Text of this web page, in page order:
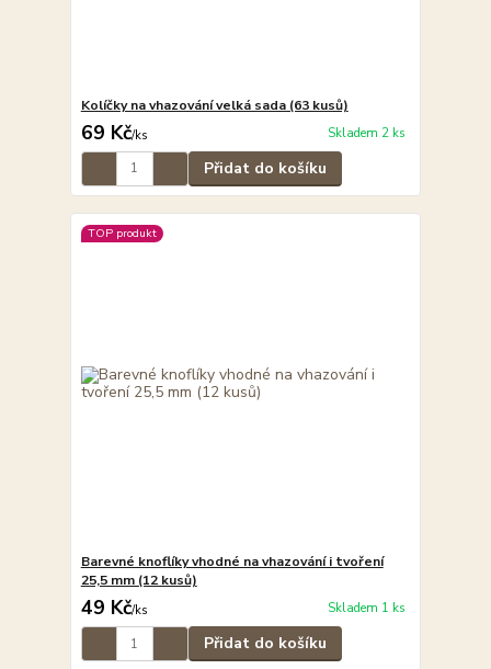
Kolíčky na vhazování velká sada (63 kusů)
69 Kč/ks Skladem 2 ks
Přidat do košíku
TOP produkt
Barevné knoflíky vhodné na vhazování i tvoření
25,5 mm (12 kusů)
49 Kč/ks Skladem 1 ks
Přidat do košíku